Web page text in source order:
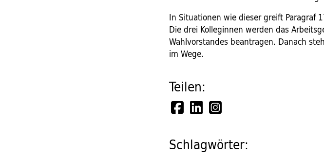
In Situationen wie dieser greift Paragraf
Die drei Kolleginnen werden das
Wahlvorstandes beantragen. Danach
im Wege.
Teilen:
Schlagwörter: